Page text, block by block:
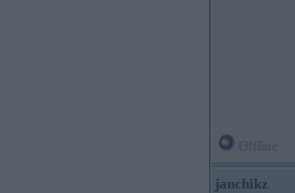
janchikz